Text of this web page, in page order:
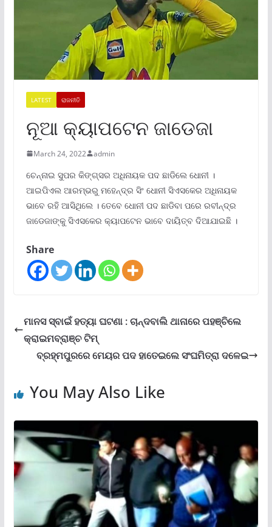
LATEST ରାଜନୀତି
ନୂଆ କ୍ୟାପଟେନ ଜାଡେଜା
March 24, 2022 admin
ଚେନ୍ନାଇ ସୁପର କିଙ୍ଗ୍ସର ଅଧିନାୟକ ପଦ ଛାଡିଲେ ଧୋନୀ ।
ଆଇପିଏଲ ଆରମ୍ଭରୁ ମହେନ୍ଦ୍ର ସିଂ ଧୋନୀ ସିଏସକେର ଅଧିନାୟକ
ଭାବେ ରହି ଆସିଥିଲେ । ତେବେ ଧୋନୀ ପଦ ଛାଡିବା ପରେ ରବୀନ୍ଦ୍ର
ଜାଡେଜାଙ୍କୁ ସିଏସକେର କ୍ୟାପଟେନ ଭାବେ ଦାୟିତ୍ବ ଦିଆଯାଇଛି ।
Share
ମାନସ ସ୍ବାଇଁ ହତ୍ୟା ଘଟଣା : ଚାନ୍ଦବାଲି ଥାନାରେ ପହଞ୍ଚିଲେ
କ୍ରାଇମବ୍ରାଞ୍ଚ ଟିମ୍
ବ୍ରହ୍ମପୁରରେ ମେୟର ପଦ ହାତେଇଲେ ସଂଘମିତ୍ରା ଦଳେଇ
You May Also Like